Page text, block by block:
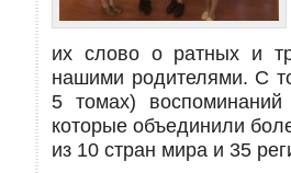
их слово о ратных и
нашими родителями. С
5 томах)
которые объединили
из 10 стран мира и 35